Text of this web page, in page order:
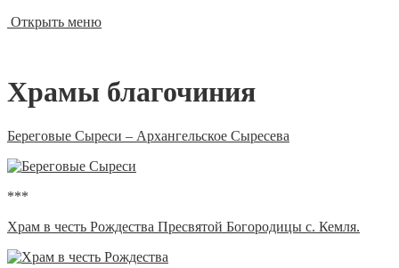
Открыть меню
Храмы благочиния
Береговые Сыреси – Архангельское Сыресева
***
Храм в честь Рождества Пресвятой Богородицы с. Кемля.